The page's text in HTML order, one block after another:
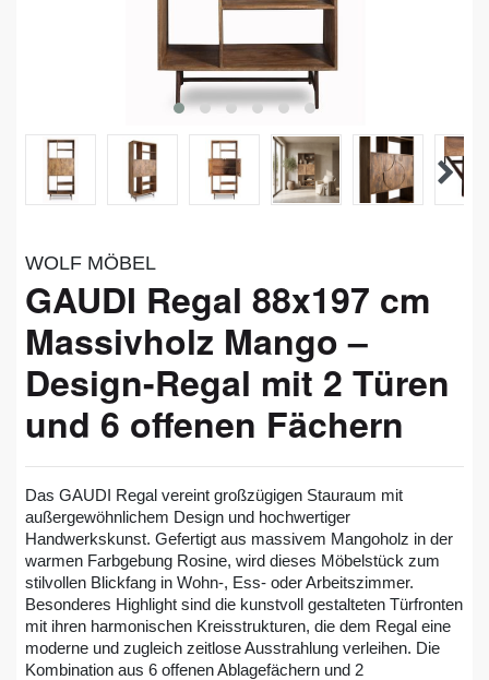
WOLF MÖBEL
GAUDI Regal 88x197 cm
Massivholz Mango –
Design-Regal mit 2 Türen
und 6 offenen Fächern
Das GAUDI Regal vereint großzügigen Stauraum mit
außergewöhnlichem Design und hochwertiger
Handwerkskunst. Gefertigt aus massivem Mangoholz in der
warmen Farbgebung Rosine, wird dieses Möbelstück zum
stilvollen Blickfang in Wohn-, Ess- oder Arbeitszimmer.
Besonderes Highlight sind die kunstvoll gestalteten Türfronten
mit ihren harmonischen Kreisstrukturen, die dem Regal eine
moderne und zugleich zeitlose Ausstrahlung verleihen. Die
Kombination aus 6 offenen Ablagefächern und 2